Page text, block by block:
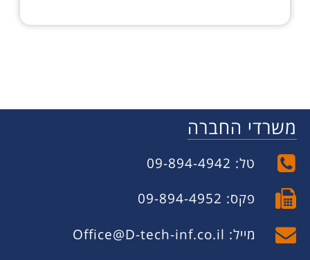
משרדי החברה
טל: 09-894-4942
פקס: 09-894-4952
מייל: Office@D-tech-inf.co.il